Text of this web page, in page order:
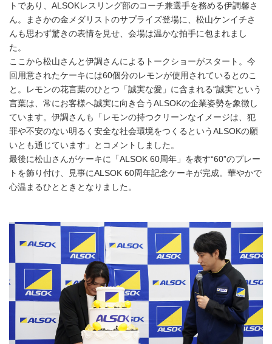
トであり、ALSOKレスリング部のコーチ兼選手を務める伊調馨さ
ん。まさかの金メダリストのサプライズ登場に、松山ケンイチさ
んも思わず驚きの表情を見せ、会場は温かな拍手に包まれまし
た。
ここから松山さんと伊調さんによるトークショーがスタート。今
回用意されたケーキには60個分のレモンが使用されているとのこ
と。レモンの花言葉のひとつ「誠実な愛」に含まれる“誠実”という
言葉は、常にお客様へ誠実に向き合うALSOKの企業姿勢を象徴し
ています。伊調さんも「レモンの持つクリーンなイメージは、犯
罪や不安のない明るく安全な社会環境をつくるというALSOKの願
いとも通じています」とコメントしました。
最後に松山さんがケーキに「ALSOK 60周年」を表す“60”のプレー
トを飾り付け、見事にALSOK 60周年記念ケーキが完成。華やかで
心温まるひとときとなりました。